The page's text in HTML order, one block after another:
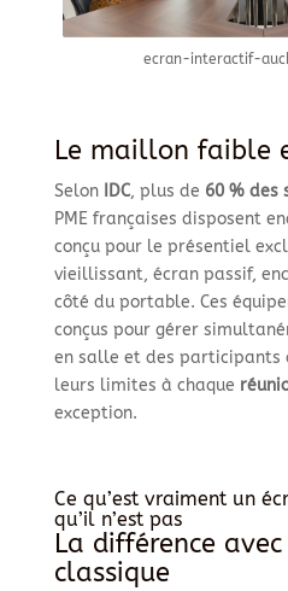
ecran-interactif-
Le maillon faible
Selon IDC, plus de 60 % des
PME françaises disposent
conçu pour le présentiel
vieillissant, écran passif,
côté du portable. Ces
conçus pour gérer
en salle et des participants
leurs limites à chaque
exception.
Ce qu’est vraiment un
qu’il n’est pas
La différence
classique